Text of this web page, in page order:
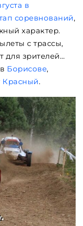
в
соревнований,
характер.
с трассы,
для зрителей…
Борисове,
Красный.